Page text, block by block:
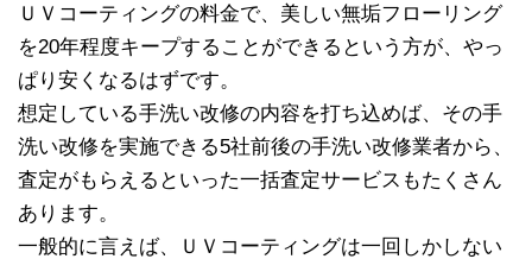
ＵＶコーティングの料金で、美しい無垢フローリング
を20年程度キープすることができるという方が、やっ
ぱり安くなるはずです。
想定している手洗い改修の内容を打ち込めば、その手
洗い改修を実施できる5社前後の手洗い改修業者から、
査定がもらえるといった一括査定サービスもたくさん
あります。
一般的に言えば、ＵＶコーティングは一回しかしない